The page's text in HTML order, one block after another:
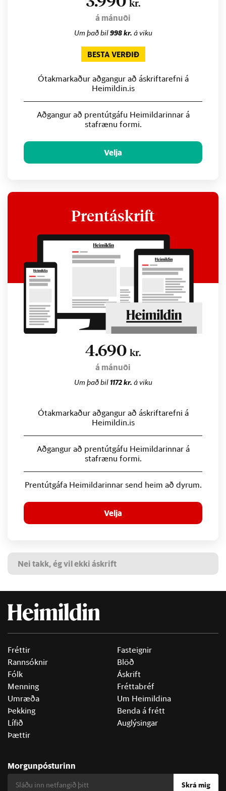
kr.
á mánuði
Um það bil998 kr. á viku
BESTA VERÐIÐ
Ótakmarkaður aðgangur að áskriftarefni á
Heimildin.is
Aðgangur að prentútgáfu Heimildarinnar á
stafrænu formi.
Velja
Prentáskrift
4.690 kr.
á mánuði
Um það bil1172 kr. á viku
Ótakmarkaður aðgangur að áskriftarefni á
Heimildin.is
Aðgangur að prentútgáfu Heimildarinnar á
stafrænu formi.
Prentútgáfa Heimildarinnar send heim að dyrum.
Velja
Nei takk, ég vil ekki áskrift
Fréttir
Rannsóknir
Fólk
Menning
Umræða
Þekking
Lífið
Þættir
Fasteignir
Blöð
Áskrift
Fréttabréf
Um Heimildina
Benda á frétt
Auglýsingar
Morgunpósturinn
Skrá mig